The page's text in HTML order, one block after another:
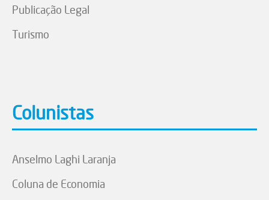
Publicação Legal
Turismo
Colunistas
Anselmo Laghi Laranja
Coluna de Economia